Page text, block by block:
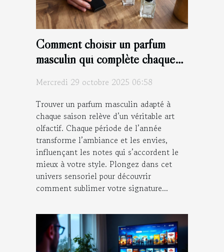
Comment choisir un parfum
masculin qui complète chaque
Mercredi 29 octobre 2025 06:58
Trouver un parfum masculin adapté à
chaque saison relève d’un véritable art
olfactif. Chaque période de l’année
transforme l’ambiance et les envies,
influençant les notes qui s’accordent le
mieux à votre style. Plongez dans cet
univers sensoriel pour découvrir
comment sublimer votre signature...